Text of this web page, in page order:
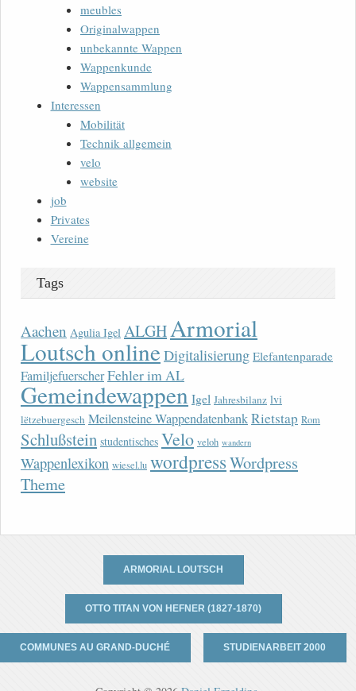
meubles
Originalwappen
unbekannte Wappen
Wappenkunde
Wappensammlung
Interessen
Mobilität
Technik allgemein
velo
website
job
Privates
Vereine
Tags
Aachen Agulia Igel ALGHArmorial
Loutsch onlineDigitalisierung Elefantenparade
FamiljefuerscherFehler im AL
Gemeindewappen Igel Jahresbilanz lvi
lëtzebuergesch Meilensteine WappendatenbankRietstap Rom
Schlußstein studentisches Velo veloh wandern
Wappenlexikon wiesel.lu wordpressWordpress
Theme
ARMORIAL LOUTSCH
OTTO TITAN VON HEFNER (1827-1870)
COMMUNES AU GRAND-DUCHÉ STUDIENARBEIT 2000